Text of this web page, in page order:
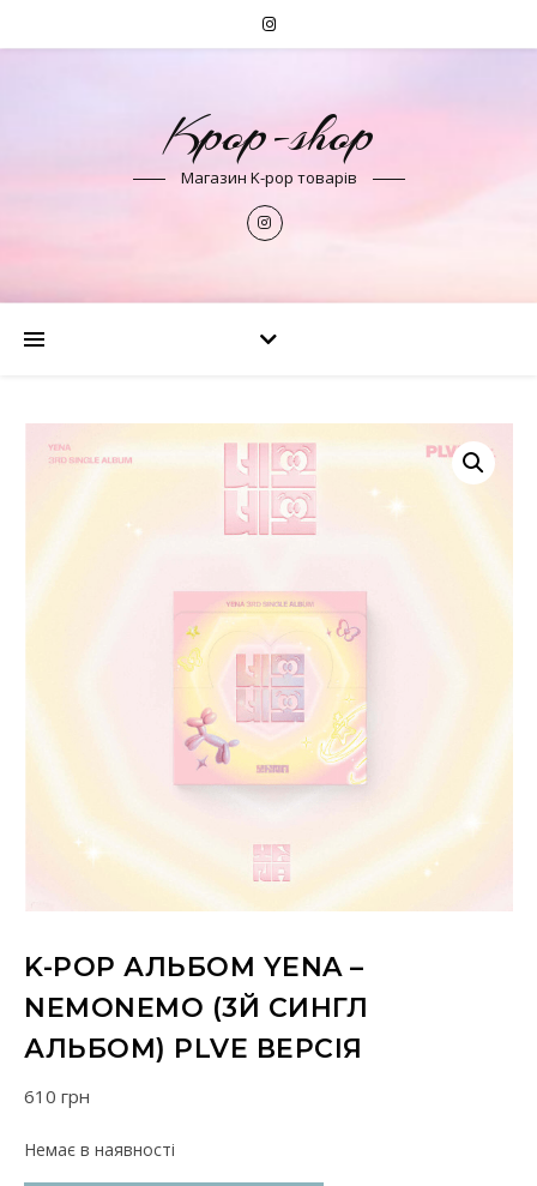
Kpop-shop
Магазин K-pop товарів
K-POP АЛЬБОМ YENA –
NEMONEMO (3Й СИНГЛ
АЛЬБОМ) PLVE ВЕРСІЯ
610 грн
Немає в наявності